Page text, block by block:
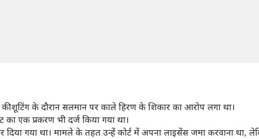
शूटिंग के दौरान सलमान पर काले हिरण के शिकार का आरोप लगा था।
एक प्रकरण भी दर्ज किया गया था।
दिया गया था। मामले के तहत उन्हें कोर्ट में अपना लाइसेंस जमा करवाना था,